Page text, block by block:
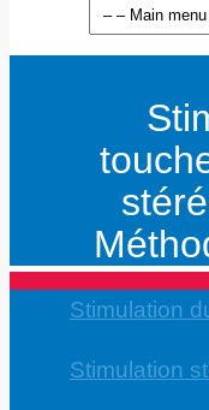
Stimulation
Stimulation